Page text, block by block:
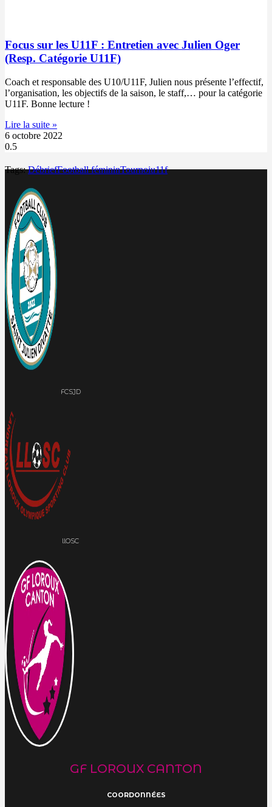
Focus sur les U11F : Entretien avec Julien Oger
(Resp. Catégorie U11F)
Coach et responsable des U10/U11F, Julien nous présente l’effectif,
l’organisation, les objectifs de la saison, le staff,… pour la catégorie
U11F. Bonne lecture !
Lire la suite »
6 octobre 2022
Tags: DébriefFootball fémininTournoiu11f
FCSJD
llOSC
GF LOROUX CANTON
COORDONNÉES